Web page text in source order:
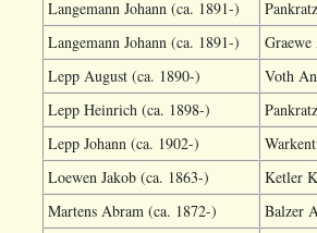
Langemann Johann (ca. 1891-)
Langemann Johann (ca. 1891-)
Lepp August (ca. 1890-)
Voth
Lepp Heinrich (ca. 1898-)
Lepp Johann (ca. 1902-)
Loewen Jakob (ca. 1863-)
Ketler
Martens Abram (ca. 1872-)
Balzer